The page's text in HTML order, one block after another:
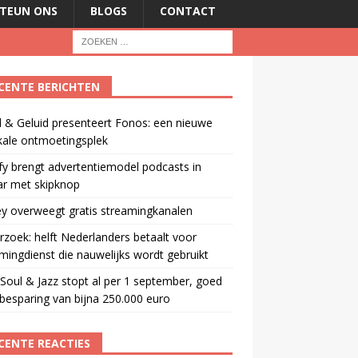
ONS BLOGS CONTACT
BERICHTEN
& Geluid presenteert Fonos: een nieuwe
ontmoetingsplek
brengt advertentiemodel podcasts in
met skipknop
overweegt gratis streamingkanalen
helft Nederlanders betaalt voor
die nauwelijks wordt gebruikt
& Jazz stopt al per 1 september, goed
van bijna 250.000 euro
REACTIES